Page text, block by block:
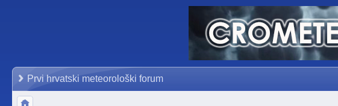
Prvi hrvatski meteorološki forum